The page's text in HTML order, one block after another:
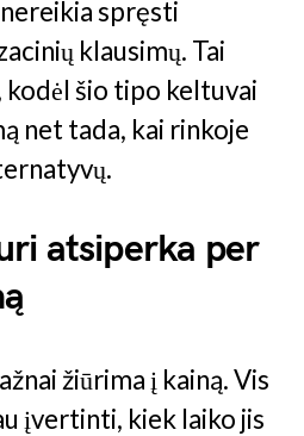
spręsti
klausimų. Tai
kodėl šio tipo keltuvai
net tada, kai rinkoje
atsiperka per
žiūrima į kainą. Vis
įvertinti, kiek laiko jis